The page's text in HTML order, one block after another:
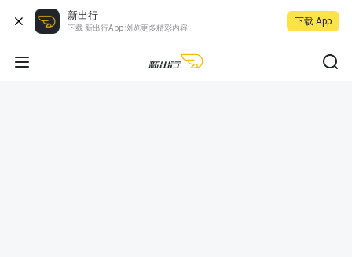
新出行
下载 新出行App 浏览更多精彩内容
下载 App